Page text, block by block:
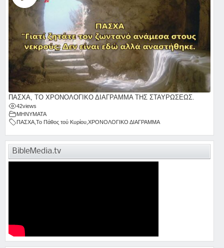
ΠΑΣΧΑ, ΤΟ ΧΡΟΝΟΛΟΓΙΚΟ ΔΙΑΓΡΑΜΜΑ ΤΗΣ ΣΤΑΥΡΩΣΕΩΣ.
42views
ΜΗΝΥΜΑΤΑ
ΠΑΣΧΑ Το Πάθος τού Κυρίου ΧΡΟΝΟΛΟΓΙΚΟ ΔΙΑΓΡΑΜΜΑ
BibleMedia.tv